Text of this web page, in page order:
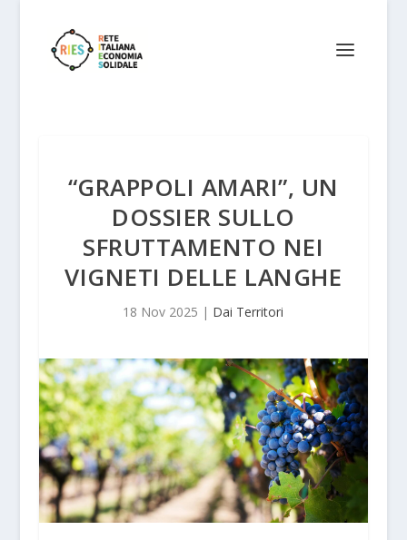
“GRAPPOLI AMARI”, UN
DOSSIER SULLO
SFRUTTAMENTO NEI
VIGNETI DELLE LANGHE
18 Nov 2025 | Dai Territori